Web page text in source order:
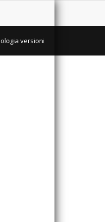
versioni